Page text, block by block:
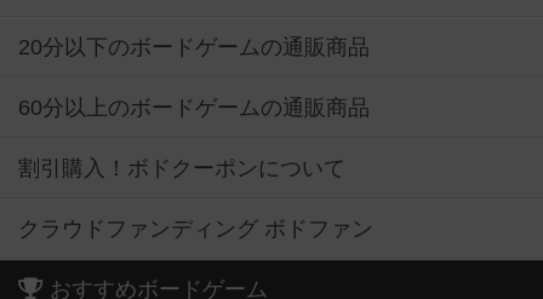
20分以下のボードゲームの通販商品
60分以上のボードゲームの通販商品
割引購入！ボドクーポンについて
クラウドファンディング ボドファン
おすすめボードゲーム